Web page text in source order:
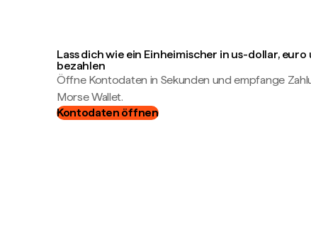
Lass dich wie ein Einheimischer in us-dollar, euro
bezahlen
Öffne Kontodaten in Sekunden und empfange
Morse Wallet.
Kontodaten öffnen